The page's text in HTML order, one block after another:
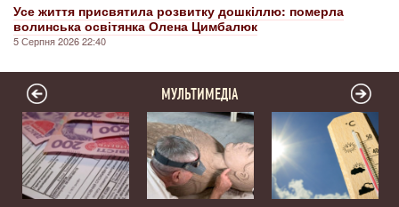
Усе життя присвятила розвитку дошкіллю: померла
волинська освітянка Олена Цимбалюк
5 Серпня 2026 22:40
МУЛЬТИМЕДІА